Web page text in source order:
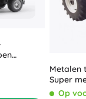
Metalen
Super
rood
Op